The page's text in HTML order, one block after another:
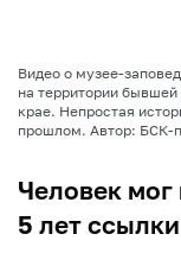
Видео о музее-
на территории
крае. Непростая
прошлом. Автор: БСК-
Человек мог
5 лет ссылки